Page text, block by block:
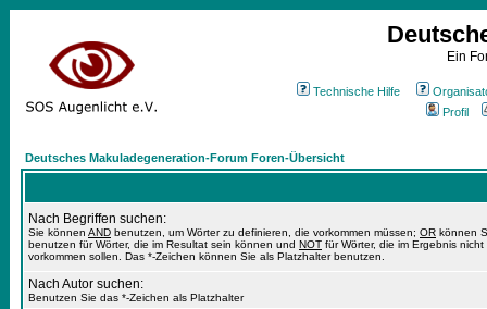
Ein
Technische Hilfe
Profil
Deutsches Makuladegeneration-Forum Foren-Übersicht
Nach Begriffen suchen:
Sie können AND benutzen, um Wörter zu definieren, die vorkommen müssen; OR können
benutzen für Wörter, die im Resultat sein können und NOT für Wörter, die im Ergebnis nicht
vorkommen sollen. Das *-Zeichen können Sie als Platzhalter benutzen.
Nach Autor suchen:
Benutzen Sie das *-Zeichen als Platzhalter